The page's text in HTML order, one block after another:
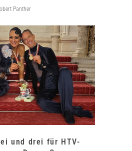
Panther
und drei für HTV-